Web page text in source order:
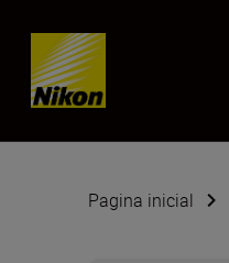
Skip content
Pagina inicial